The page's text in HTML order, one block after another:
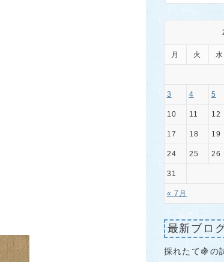
月 火 水
« 7月
3 4 5
10 11 12
17 18 19
24 25 26
31
最新ブロ
採れたて🍇の